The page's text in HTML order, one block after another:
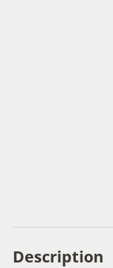
Description